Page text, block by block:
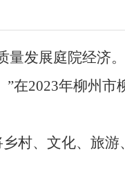
量发展庭院经济
”在2023年柳州市
村、文化、旅游